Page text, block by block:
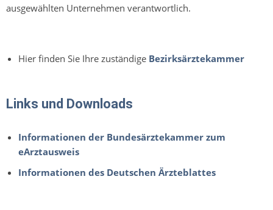
ausgewählten Unternehmen verantwortlich.
Hier finden Sie Ihre zuständige Bezirksärztekammer
Links und Downloads
Informationen der Bundesärztekammer zum
eArztausweis
Informationen des Deutschen Ärzteblattes